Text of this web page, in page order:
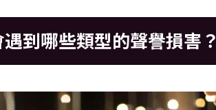
到哪些類型的聲譽損害？